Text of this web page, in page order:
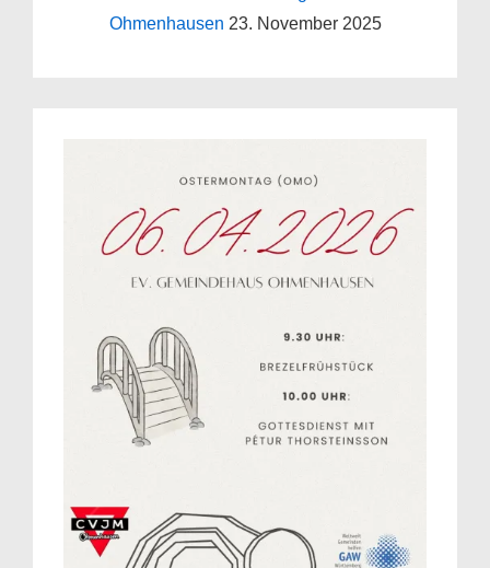
Ohmenhausen 23. November 2025